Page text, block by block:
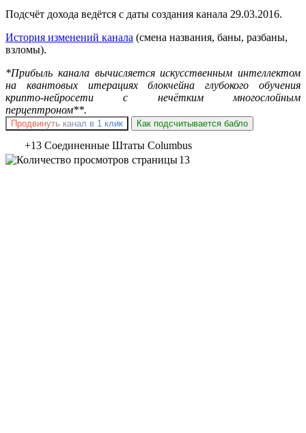
Подсчёт дохода ведётся с даты создания канала 29.03.2016.
История изменений канала (смена названия, баны, разбаны,
взломы).
*Прибыль канала вычисляется искусственным интеллектом
на квантовых итерациях блокчейна глубокого обучения
крипто-нейросети с нечётким многослойным
перцептроном**.
Продвинуть канал в 1 клик Как подсчитывается бабло
+13 Соединенные Штаты Columbus
13